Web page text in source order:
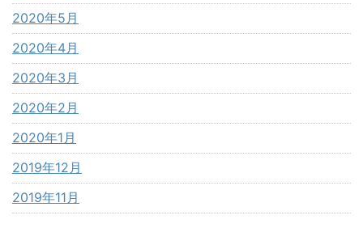
2020年5月
2020年4月
2020年3月
2020年2月
2020年1月
2019年12月
2019年11月